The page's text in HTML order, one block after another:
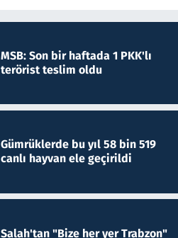
MSB: Son bir haftada 1 PKK'lı
terörist teslim oldu
Gümrüklerde bu yıl 58 bin 519
canlı hayvan ele geçirildi
Salah'tan "Bize her yer Trabzon"